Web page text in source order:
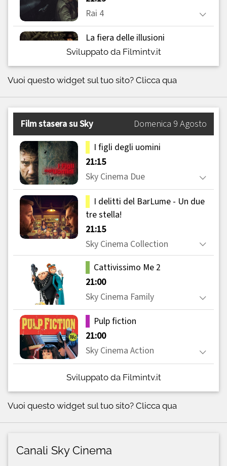
Sviluppato da Filmintv.it
Vuoi questo widget sul tuo sito? Clicca qua
Sviluppato da Filmintv.it
Vuoi questo widget sul tuo sito? Clicca qua
Canali Sky Cinema